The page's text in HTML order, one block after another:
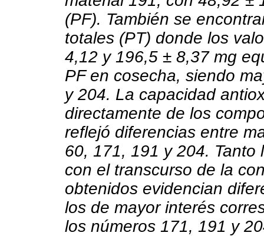
(PF). También se
totales (PT) donde los
4,12 y 196,5 ± 8,37 mg
PF en cosecha, siendo
y 204. La capacidad
directamente de los
reflejó diferencias entre
60, 171, 191 y 204. Tanto
con el transcurso de la
obtenidos evidencian
los de mayor interés
los números 171, 191 y